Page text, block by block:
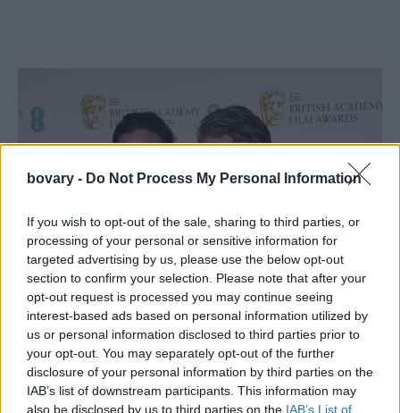
bovary - Do Not Process My Personal Information
If you wish to opt-out of the sale, sharing to third parties, or
processing of your personal or sensitive information for
targeted advertising by us, please use the below opt-out
section to confirm your selection. Please note that after your
opt-out request is processed you may continue seeing
interest-based ads based on personal information utilized by
us or personal information disclosed to third parties prior to
your opt-out. You may separately opt-out of the further
disclosure of your personal information by third parties on the
IAB’s list of downstream participants. This information may
also be disclosed by us to third parties on the IAB’s List of